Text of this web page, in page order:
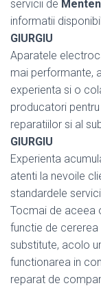
servicii de
informatii
GIURGIU
Aparatele
mai performante,
experienta si o
producatori
reparatiilor si al
GIURGIU
Experienta
atenti la nevoile
standardele
Tocmai de aceea
functie de cererea
substitute, acolo
functionarea in
reparat de